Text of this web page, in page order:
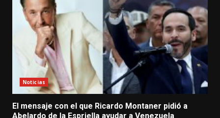
Noticias
El mensaje con el que Ricardo Montaner pidió a
Abelardo de la Espriella ayudar a Venezuela